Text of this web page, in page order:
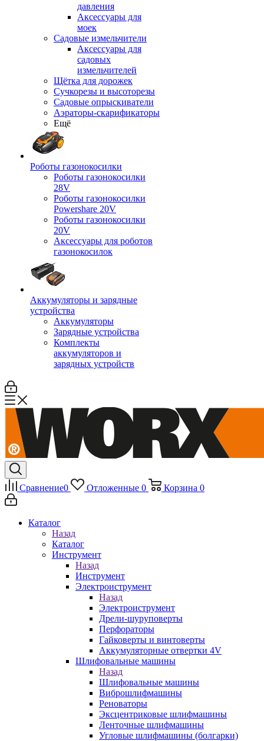
давления
Аксессуары для
моек
Садовые измельчители
Аксессуары для
садовых
измельчителей
Щётка для дорожек
Сучкорезы и высоторезы
Садовые опрыскиватели
Аэраторы-скарификаторы
Ещё
Роботы газонокосилки
Роботы газонокосилки
28V
Роботы газонокосилки
Powershare 20V
Роботы газонокосилки
20V
Аксессуары для роботов
газонокосилок
Аккумуляторы и зарядные
устройства
Аккумуляторы
Зарядные устройства
Комплекты
аккумуляторов и
зарядных устройств
Сравнение0 Отложенные 0 Корзина 0
Каталог
Назад
Каталог
Инструмент
Назад
Инструмент
Электроиструмент
Назад
Электроиструмент
Дрели-шуруповерты
Перфораторы
Гайковерты и винтоверты
Аккумуляторные отвертки 4V
Шлифовальные машины
Назад
Шлифовальные машины
Виброшлифмашины
Реноваторы
Эксцентриковые шлифмашины
Ленточные шлифмашины
Угловые шлифмашины (болгарки)